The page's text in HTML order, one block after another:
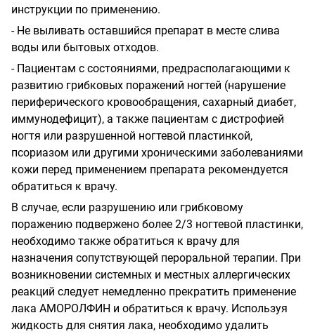
инструкции по применению.
- Не выливать оставшийся препарат в месте слива
воды или бытовых отходов.
- Пациентам с состояниями, предрасполагающими к
развитию грибковых поражений ногтей (нарушение
периферического кровообращения, сахарный диабет,
иммунодефицит), а также пациентам с дистрофией
ногтя или разрушенной ногтевой пластинкой,
псориазом или другими хроническими заболеваниями
кожи перед применением препарата рекомендуется
обратиться к врачу.
В случае, если разрушению или грибковому
поражению подвержено более 2/3 ногтевой пластинки,
необходимо также обратиться к врачу для
назначения сопутствующей пероральной терапии. При
возникновении системных и местных аллергических
реакций следует немедленно прекратить применение
лака АМОРОЛФИН и обратиться к врачу. Используя
жидкость для снятия лака, необходимо удалить